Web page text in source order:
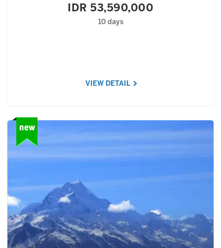
IDR 53,590,000
10 days
VIEW DETAIL